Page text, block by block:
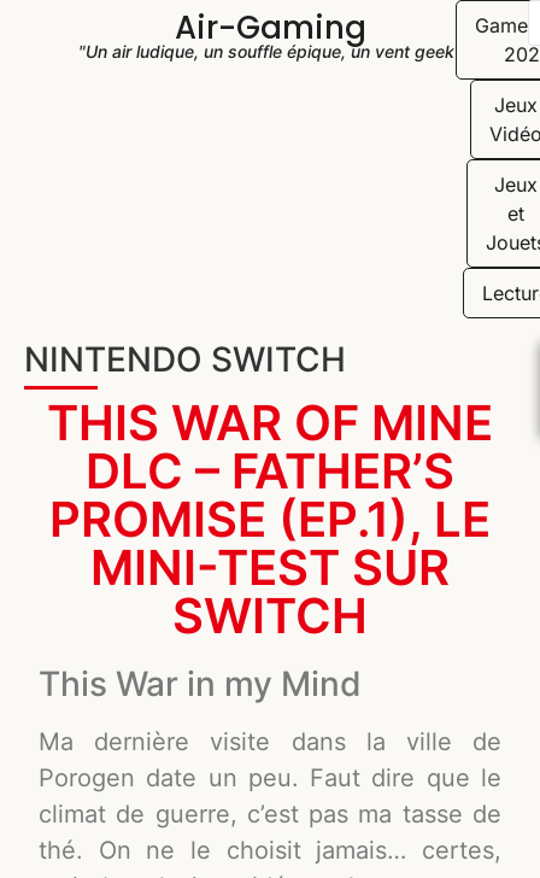
Air-Gaming
"Un air ludique, un souffle épique, un vent geek"
Jeux
Jeux
et
NINTENDO SWITCH
THIS WAR OF MINE
DLC – FATHER’S
PROMISE (EP.1), LE
MINI-TEST SUR
SWITCH
This War in my Mind
Ma dernière visite dans la ville de
Porogen date un peu. Faut dire que le
climat de guerre, c’est pas ma tasse de
thé. On ne le choisit jamais… certes,